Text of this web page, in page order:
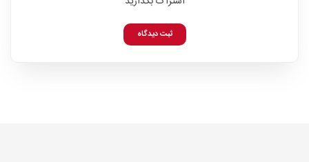
ثبت دیدگاه